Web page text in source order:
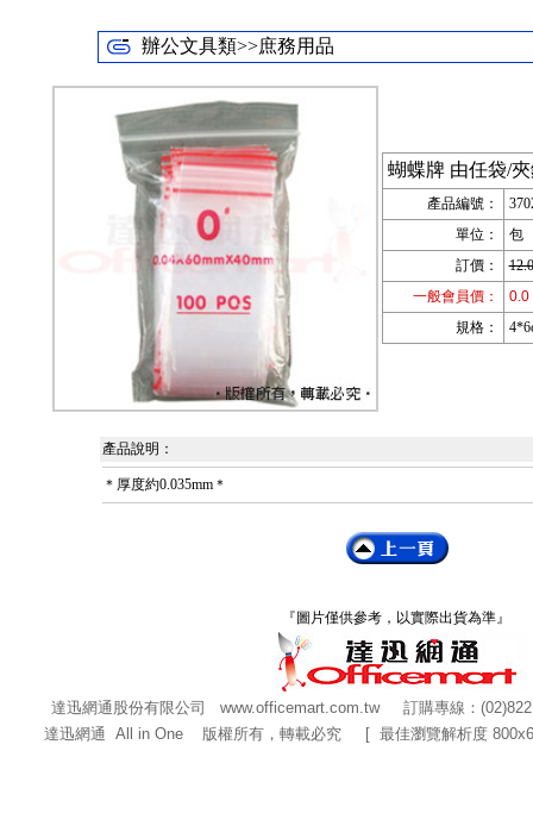
辦公文具類>>庶務用品
蝴蝶牌 由任袋/
產品編號：
單位：
包
訂價：
12.0
一般會員價：
0.0
規格：
產品說明：
＊厚度約0.035mm＊
『圖片僅供參考，以實際出貨為準』
達迅網通股份有限公司 www.officemart.com.tw訂購專線：
達迅網通 All in One 版權所有，轉載必究 [ 最佳瀏覽解析度